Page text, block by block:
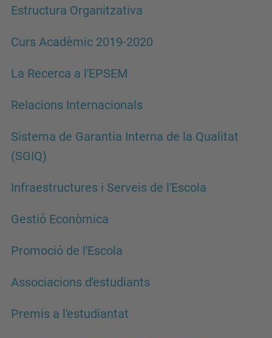
Estructura Organitzativa
Curs Acadèmic 2019-2020
La Recerca a l'EPSEM
Relacions Internacionals
Sistema de Garantia Interna de la Qualitat
(SGIQ)
Infraestructures i Serveis de l'Escola
Gestió Econòmica
Promoció de l'Escola
Associacions d'estudiants
Premis a l'estudiantat